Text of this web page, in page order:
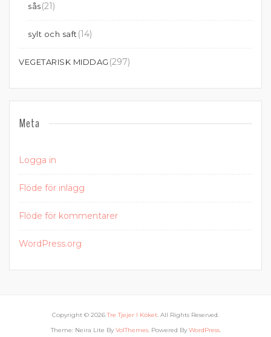
sås(21)
sylt och saft (14)
VEGETARISK MIDDAG (297)
Meta
Logga in
Flöde för inlägg
Flöde för kommentarer
WordPress.org
Copyright © 2026Tre Tjejer I Köket. All Rights Reserved.
Theme: Neira Lite By VolThemes. Powered By WordPress.